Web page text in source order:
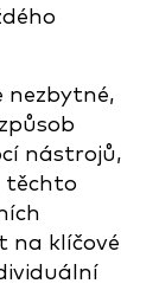
nezbytné,
nástrojů,
těchto
na klíčové